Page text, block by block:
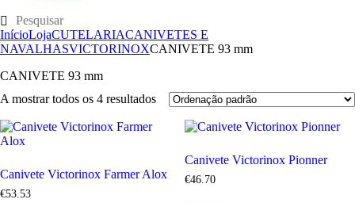
InícioLojaCUTELARIACANIVETES E
NAVALHASVICTORINOXCANIVETE 93 mm
CANIVETE 93 mm
A mostrar todos os 4 resultados
Canivete Victorinox Farmer Alox
€53.53
Canivete Victorinox Pionner
€46.70